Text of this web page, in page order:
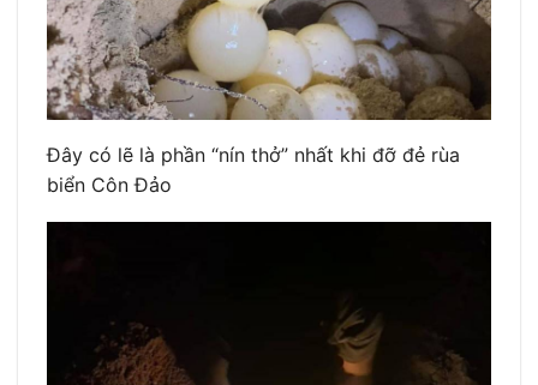
Đây có lẽ là phần “nín thở” nhất khi đỡ đẻ rùa
biển Côn Đảo